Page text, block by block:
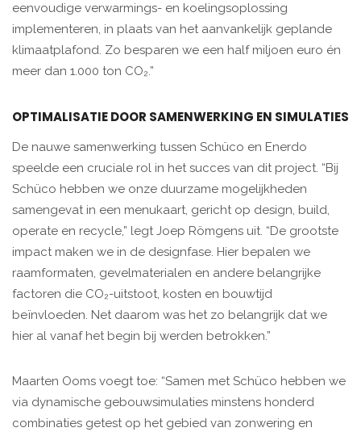
eenvoudige verwarmings- en koelingsoplossing
implementeren, in plaats van het aanvankelijk geplande
klimaatplafond. Zo besparen we een half miljoen euro én
meer dan 1.000 ton CO₂.”
OPTIMALISATIE DOOR SAMENWERKING EN SIMULATIES
De nauwe samenwerking tussen Schüco en Enerdo
speelde een cruciale rol in het succes van dit project. “Bij
Schüco hebben we onze duurzame mogelijkheden
samengevat in een menukaart, gericht op design, build,
operate en recycle,” legt Joep Römgens uit. “De grootste
impact maken we in de designfase. Hier bepalen we
raamformaten, gevelmaterialen en andere belangrijke
factoren die CO₂-uitstoot, kosten en bouwtijd
beïnvloeden. Net daarom was het zo belangrijk dat we
hier al vanaf het begin bij werden betrokken.”
Maarten Ooms voegt toe: “Samen met Schüco hebben we
via dynamische gebouwsimulaties minstens honderd
combinaties getest op het gebied van zonwering en